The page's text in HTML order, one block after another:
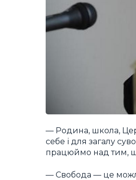
— Родина, школа,
себе і для загалу
працюймо над тим,
— Свобода — це